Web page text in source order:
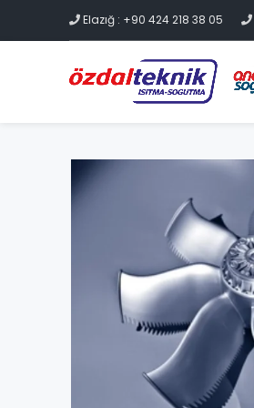
Elazığ : +90 424 218 38 05